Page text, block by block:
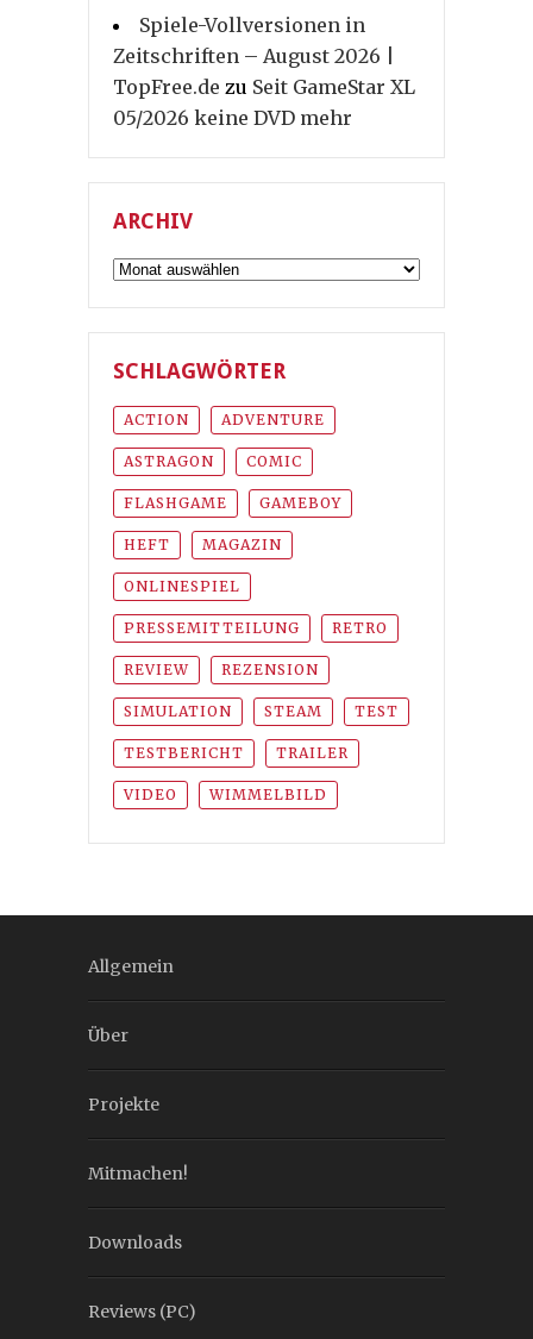
Spiele-Vollversionen in
Zeitschriften – August 2026 |
TopFree.de zu Seit GameStar XL
05/2026 keine DVD mehr
ARCHIV
Archiv
SCHLAGWÖRTER
ACTION ADVENTURE
ASTRAGON COMIC
FLASHGAME GAMEBOY
HEFT MAGAZIN
ONLINESPIEL
PRESSEMITTEILUNG RETRO
REVIEW REZENSION
SIMULATION STEAM TEST
TESTBERICHT TRAILER
VIDEO WIMMELBILD
Allgemein
Über
Projekte
Mitmachen!
Downloads
Reviews (PC)